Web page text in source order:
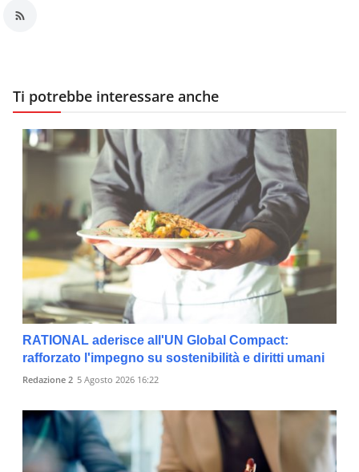
Ti potrebbe interessare anche
RATIONAL aderisce all'UN Global Compact:
rafforzato l'impegno su sostenibilità e diritti umani
Redazione 2 5 Agosto 2026 16:22